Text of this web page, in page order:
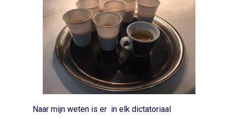
Naar mijn weten is er in elk dictatoriaal